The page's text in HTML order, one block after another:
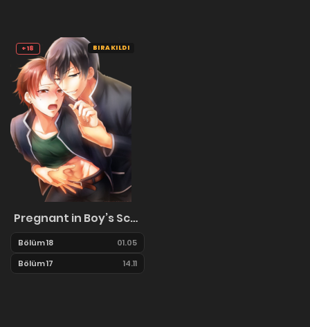
Yuri
+18 BIRAKILDI
Pregnant in Boy’s School
Bölüm 18
01.05
Bölüm 17
14.11